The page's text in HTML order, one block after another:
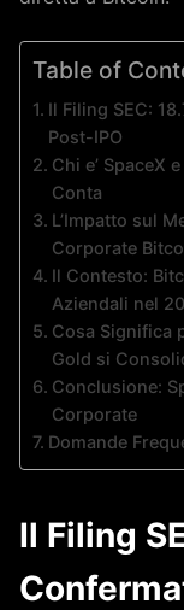
Table of
Il Filing SEC:
Post-IPO
Chi e’ SpaceX
Conta
L’Impatto sul
Corporate
Il Contesto:
Aziendali nel
Cosa Significa
Gold si
Conclusione:
Corporate
Domande
Il Filing